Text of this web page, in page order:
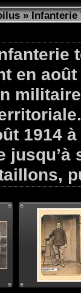
»Infanterie
en
1914